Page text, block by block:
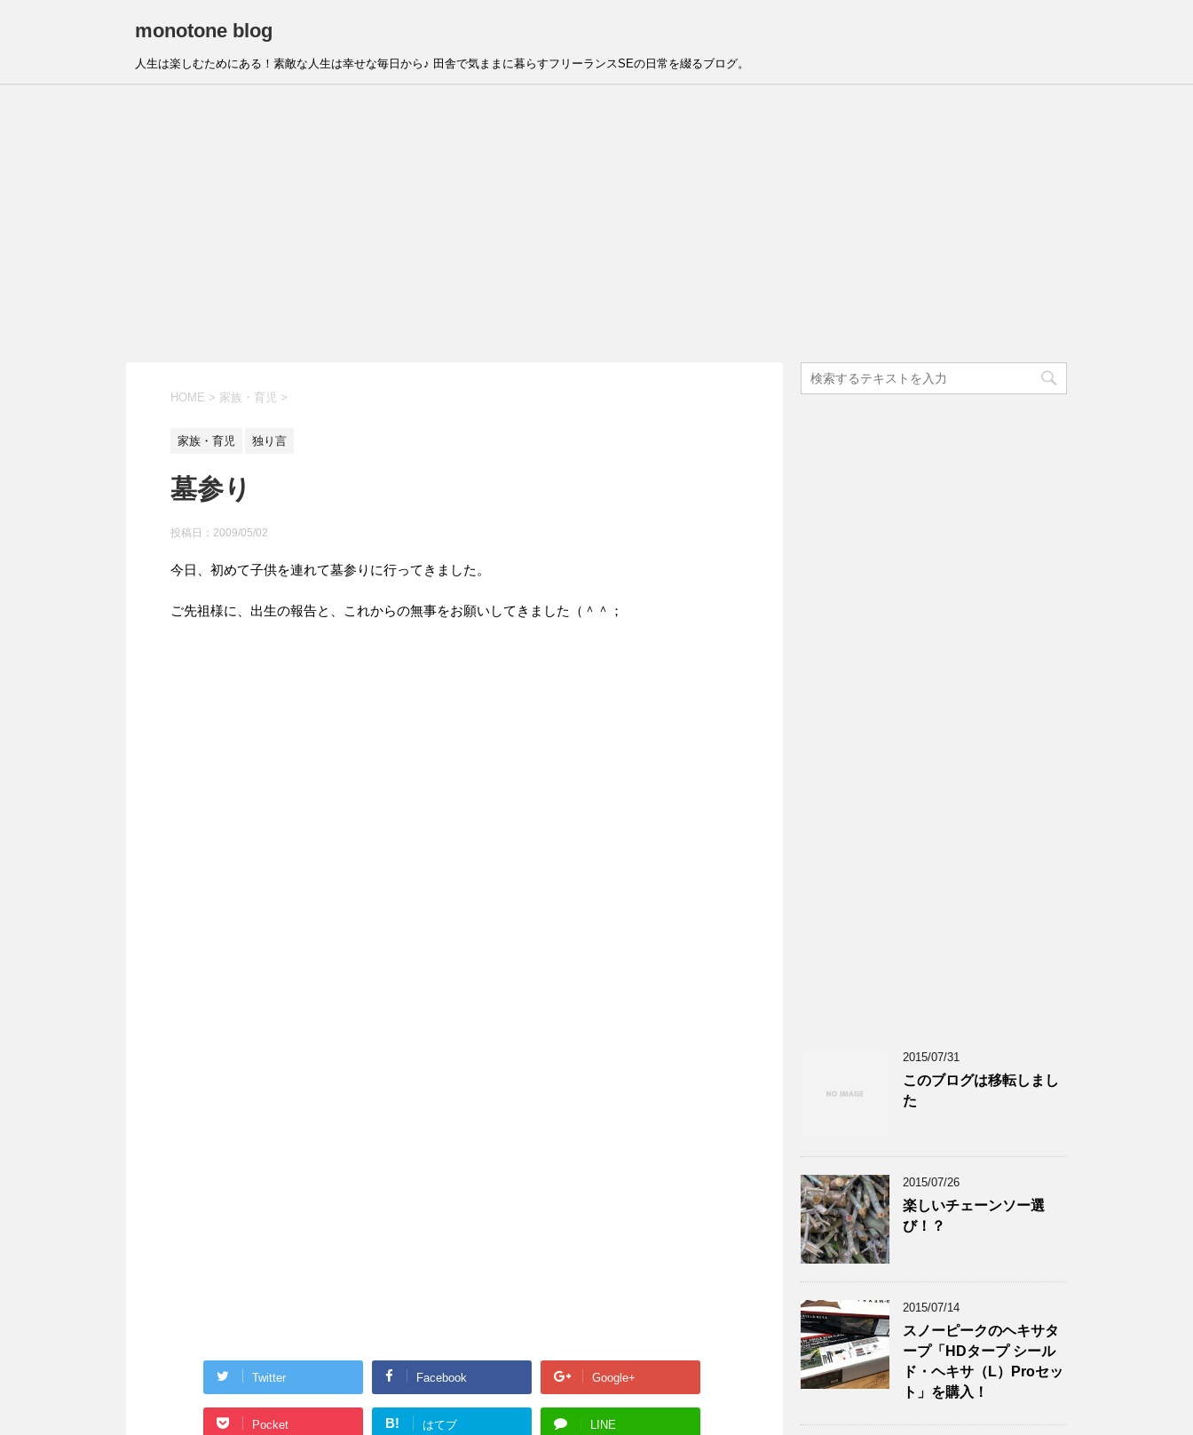
monotone blog
人生は楽しむためにある！素敵な人生は幸せな毎日から♪ 田舎で気ままに暮らすフリーランスSEの日常を綴るブログ。
HOME > 家族・育児 >
家族・育児 独り言
墓参り
投稿日： 2009/05/02
今日、初めて子供を連れて墓参りに行ってきました。
ご先祖様に、出生の報告と、これからの無事をお願いしてきました（＾＾；
Twitter Facebook Google+
Pocket B! はてブ LINE
2015/07/31
このブログは移転しまし
た
2015/07/26
楽しいチェーンソー選
び！？
2015/07/14
スノーピークのヘキサタ
ープ「HDタープ シール
ド・ヘキサ（L）Proセッ
ト」を購入！